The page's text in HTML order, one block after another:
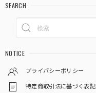
SEARCH
NOTICE
プライバシーポリシー
特定商取引法に基づく表記